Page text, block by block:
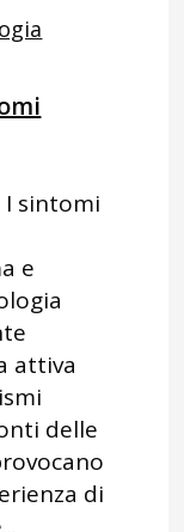
sintomi
e
attiva
delle
di